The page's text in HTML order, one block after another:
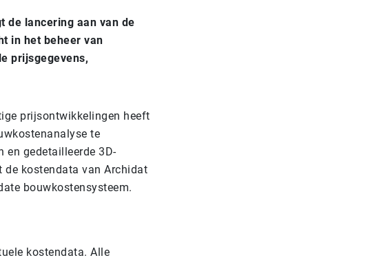
de lancering aan van de
in het beheer van
prijsgegevens,
prijsontwikkelingen heeft
te
en gedetailleerde 3D-
de kostendata van Archidat
bouwkostensysteem.
kostendata. Alle